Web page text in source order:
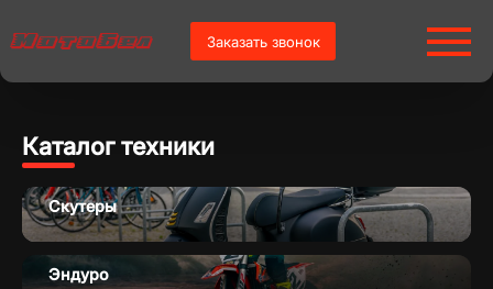
Заказать звонок
Каталог техники
Скутеры
Эндуро